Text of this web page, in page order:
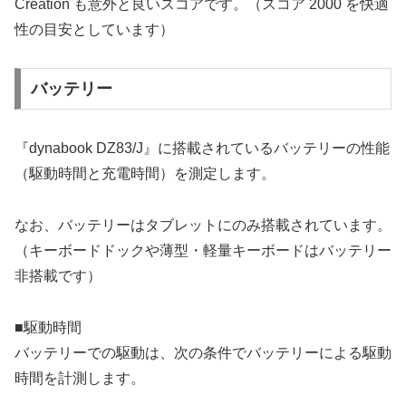
Creation も意外と良いスコアです。（スコア 2000 を快適
性の目安としています）
バッテリー
『dynabook DZ83/J』に搭載されているバッテリーの性能
（駆動時間と充電時間）を測定します。
なお、バッテリーはタブレットにのみ搭載されています。
（キーボードドックや薄型・軽量キーボードはバッテリー
非搭載です）
■駆動時間
バッテリーでの駆動は、次の条件でバッテリーによる駆動
時間を計測します。